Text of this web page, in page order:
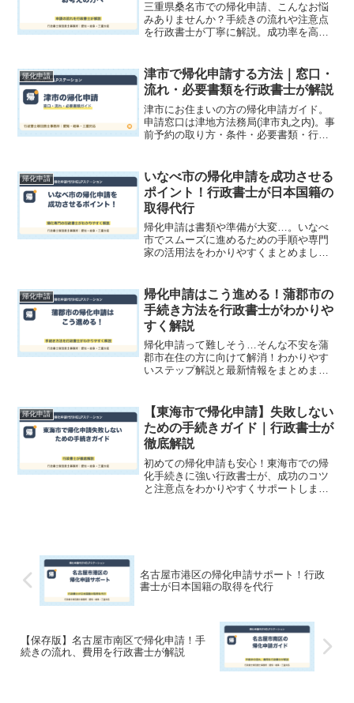
三重県桑名市での帰化申請、こんなお悩
みありませんか？手続きの流れや注意点
を行政書士が丁寧に解説。成功率を高め
帰化申請
津市で帰化申請する方法｜窓口・
流れ・必要書類を行政書士が解説
津市にお住まいの方の帰化申請ガイド。
申請窓口は津地方法務局(津市丸之内)。事
前予約の取り方・条件・必要書類・行政
帰化申請
いなべ市の帰化申請を成功させる
ポイント！行政書士が日本国籍の
取得代行
帰化申請は書類や準備が大変…。いなべ
市でスムーズに進めるための手順や専門
家の活用法をわかりやすくまとめまし
帰化申請
帰化申請はこう進める！蒲郡市の
手続き方法を行政書士がわかりや
すく解説
帰化申請って難しそう…そんな不安を蒲
郡市在住の方に向けて解消！わかりやす
いステップ解説と最新情報をまとめまし
帰化申請
【東海市で帰化申請】失敗しない
ための手続きガイド｜行政書士が
徹底解説
初めての帰化申請も安心！東海市での帰
化手続きに強い行政書士が、成功のコツ
と注意点をわかりやすくサポートしま
名古屋市港区の帰化申請サポート！行政
書士が日本国籍の取得を代行
【保存版】名古屋市南区で帰化申請！手
続きの流れ、費用を行政書士が解説